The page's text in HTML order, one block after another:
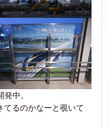
中。
てるのかなーと覗いて